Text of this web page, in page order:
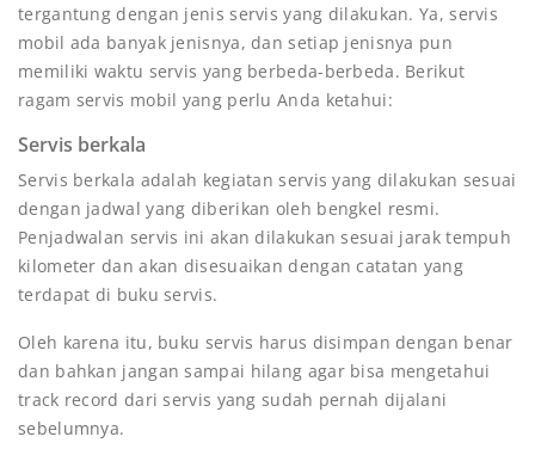
tergantung dengan jenis servis yang dilakukan. Ya, servis
mobil ada banyak jenisnya, dan setiap jenisnya pun
memiliki waktu servis yang berbeda-berbeda. Berikut
ragam servis mobil yang perlu Anda ketahui:
Servis berkala
Servis berkala adalah kegiatan servis yang dilakukan sesuai
dengan jadwal yang diberikan oleh bengkel resmi.
Penjadwalan servis ini akan dilakukan sesuai jarak tempuh
kilometer dan akan disesuaikan dengan catatan yang
terdapat di buku servis.
Oleh karena itu, buku servis harus disimpan dengan benar
dan bahkan jangan sampai hilang agar bisa mengetahui
track record dari servis yang sudah pernah dijalani
sebelumnya.